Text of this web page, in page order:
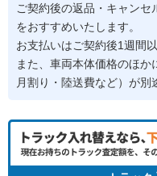
ご契約後の返品・キャン
をおすすめいたします。
お支払いはご契約後1週間
また、車両本体価格のほ
月割り・陸送費など）が別